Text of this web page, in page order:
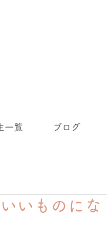
一覧 ブログ
いものにな